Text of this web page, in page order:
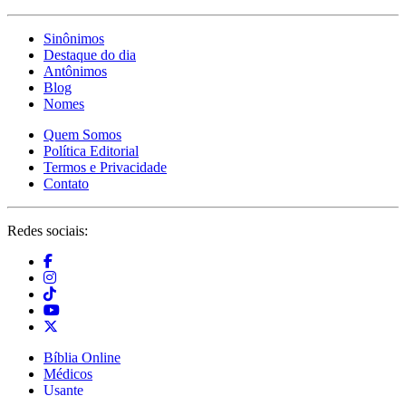
Sinônimos
Destaque do dia
Antônimos
Blog
Nomes
Quem Somos
Política Editorial
Termos e Privacidade
Contato
Redes sociais:
Bíblia Online
Médicos
Usante